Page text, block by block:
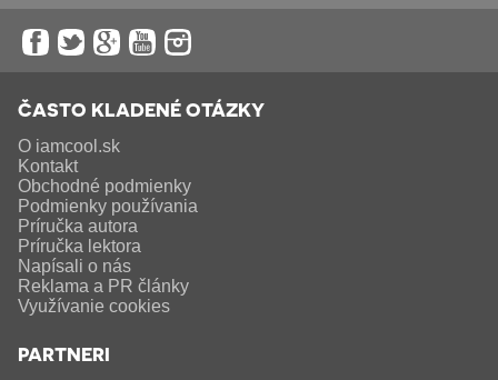
ČASTO KLADENÉ OTÁZKY
O iamcool.sk
Kontakt
Obchodné podmienky
Podmienky používania
Príručka autora
Príručka lektora
Napísali o nás
Reklama a PR články
Využívanie cookies
PARTNERI